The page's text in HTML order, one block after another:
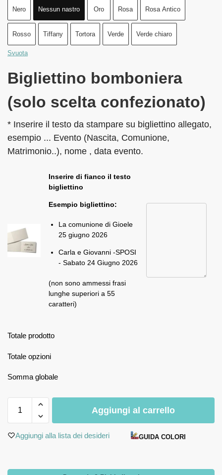
Nero Nessun nastro Oro Rosa Rosa Antico
Rosso Tiffany Tortora Verde Verde chiaro
Svuota
Bigliettino bomboniera
(solo scelta confezionato)
* Inserire il testo da stampare su bigliettino allegato,
esempio ... Evento (Nascita, Comunione,
Matrimonio..), nome , data evento.
Inserire di fianco il testo
bigliettino
Esempio bigliettino:
La comunione di Gioele
25 giugno 2026
Carla e Giovanni -SPOSI
- Sabato 24 Giugno 2026
(non sono ammessi frasi
lunghe superiori a 55
caratteri)
Totale prodotto
Totale opzioni
Somma globale
Aggiungi al carrello
Aggiungi alla lista dei desideri GUIDA COLORI